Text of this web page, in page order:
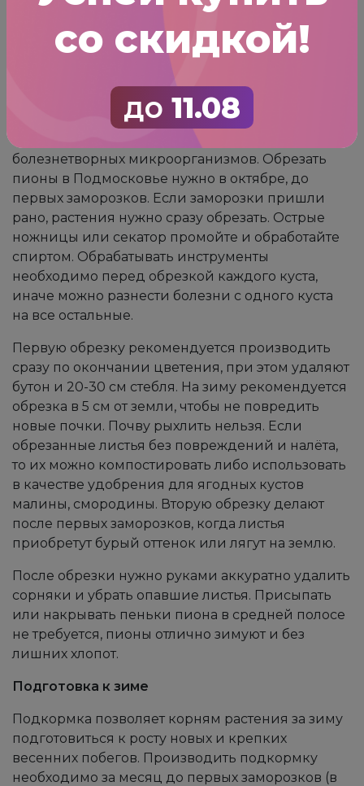
со скидкой!
до 11.08
за сезон в рамках подготовки к зимовке.
Обрезка пионов необходима, так как стебли
ближе к зиме начнут увядать и гнить, и станут
благоприятной средой для размножения
болезнетворных микроорганизмов. Обрезать
пионы в Подмосковье нужно в октябре, до
первых заморозков. Если заморозки пришли
рано, растения нужно сразу обрезать. Острые
ножницы или секатор промойте и обработайте
спиртом. Обрабатывать инструменты
необходимо перед обрезкой каждого куста,
иначе можно разнести болезни с одного куста
на все остальные.
Первую обрезку рекомендуется производить
сразу по окончании цветения, при этом удаляют
бутон и 20-30 см стебля. На зиму рекомендуется
обрезка в 5 см от земли, чтобы не повредить
новые почки. Почву рыхлить нельзя. Если
обрезанные листья без повреждений и налёта,
то их можно компостировать либо использовать
в качестве удобрения для ягодных кустов
малины, смородины. Вторую обрезку делают
после первых заморозков, когда листья
приобретут бурый оттенок или лягут на землю.
После обрезки нужно руками аккуратно удалить
сорняки и убрать опавшие листья. Присыпать
или накрывать пеньки пиона в средней полосе
не требуется, пионы отлично зимуют и без
лишних хлопот.
Подготовка к зиме
Подкормка позволяет корням растения за зиму
подготовиться к росту новых и крепких
весенних побегов. Производить подкормку
необходимо за месяц до первых заморозков (в